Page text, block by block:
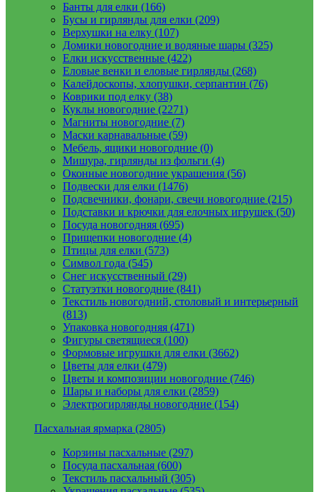
Банты для елки (166)
Бусы и гирлянды для елки (209)
Верхушки на елку (107)
Домики новогодние и водяные шары (325)
Елки искусственные (422)
Еловые венки и еловые гирлянды (268)
Калейдоскопы, хлопушки, серпантин (76)
Коврики под елку (38)
Куклы новогодние (2271)
Магниты новогодние (7)
Маски карнавальные (59)
Мебель, ящики новогодние (0)
Мишура, гирлянды из фольги (4)
Оконные новогодние украшения (56)
Подвески для елки (1476)
Подсвечники, фонари, свечи новогодние (215)
Подставки и крючки для елочных игрушек (50)
Посуда новогодняя (695)
Прищепки новогодние (4)
Птицы для елки (573)
Символ года (545)
Снег искусственный (29)
Статуэтки новогодние (841)
Текстиль новогодний, столовый и интерьерный
(813)
Упаковка новогодняя (471)
Фигуры светящиеся (100)
Формовые игрушки для елки (3662)
Цветы для елки (479)
Цветы и композиции новогодние (746)
Шары и наборы для елки (2859)
Электрогирлянды новогодние (154)
Пасхальная ярмарка (2805)
Корзины пасхальные (297)
Посуда пасхальная (600)
Текстиль пасхальный (305)